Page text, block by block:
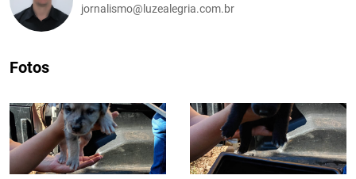
jornalismo@luzealegria.com.br
Fotos